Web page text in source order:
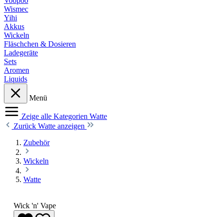
Wismec
Yihi
Akkus
Wickeln
Fläschchen & Dosieren
Ladegeräte
Sets
Aromen
Liquids
Menü
Zeige alle Kategorien Watte
Zurück Watte anzeigen
Zubehör
Wickeln
Watte
Wick 'n' Vape